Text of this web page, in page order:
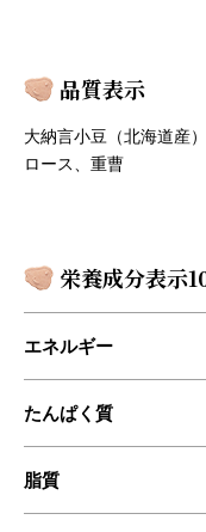
品質表示
大納言小豆（北海道産
ロース、重曹
栄養成分表示
エネルギー
たんぱく質
脂質